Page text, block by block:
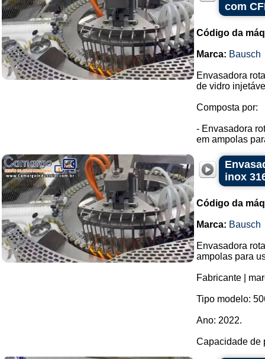
com
Código da
Marca: Bausch
Envasadora
de vidro
Composta por:
- Envasadora
em ampolas
inox
Código da
Marca: Bausch
Envasadora
ampolas para
Fabricante |
Tipo modelo:
Ano: 2022.
Capacidade de